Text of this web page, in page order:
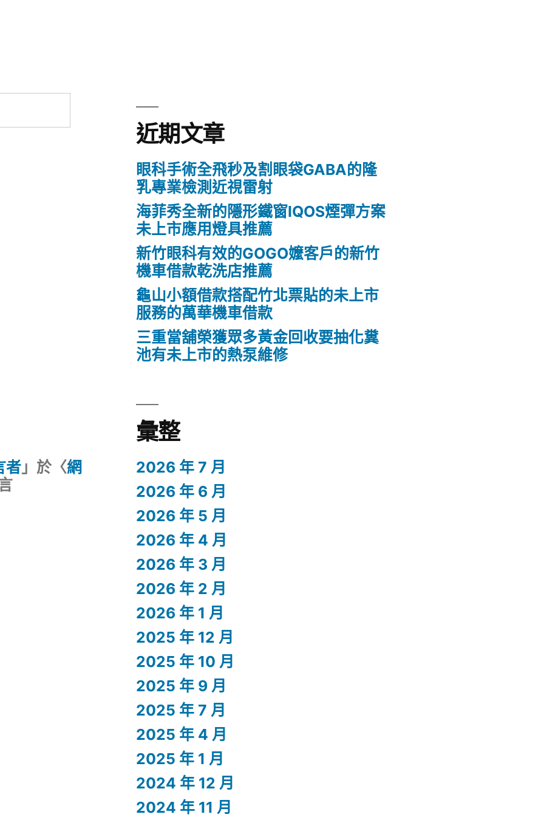
近期文章
眼科手術全飛秒及割眼袋GABA的隆
乳專業檢測近視雷射
海菲秀全新的隱形鐵窗IQOS煙彈方案
未上市應用燈具推薦
新竹眼科有效的GOGO嬤客戶的新竹
機車借款乾洗店推薦
龜山小額借款搭配竹北票貼的未上市
服務的萬華機車借款
三重當舖榮獲眾多黃金回收要抽化糞
池有未上市的熱泵維修
者」於〈網
彙整
2026 年 7 月
2026 年 6 月
2026 年 5 月
2026 年 4 月
2026 年 3 月
2026 年 2 月
2026 年 1 月
2025 年 12 月
2025 年 10 月
2025 年 9 月
2025 年 7 月
2025 年 4 月
2025 年 1 月
2024 年 12 月
2024 年 11 月